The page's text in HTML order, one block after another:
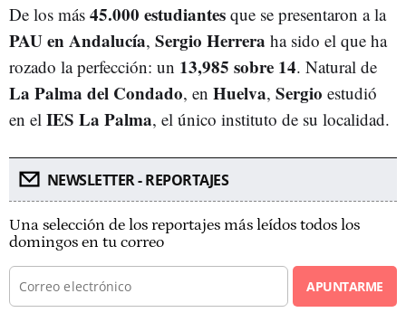
De los más 45.000 estudiantes que se presentaron a la
PAU en Andalucía, Sergio Herrera ha sido el que ha
rozado la perfección: un 13,985 sobre 14. Natural de
La Palma del Condado, en Huelva, Sergio estudió
en el IES La Palma, el único instituto de su localidad.
NEWSLETTER - REPORTAJES
Una selección de los reportajes más leídos todos los
domingos en tu correo
APUNTARME